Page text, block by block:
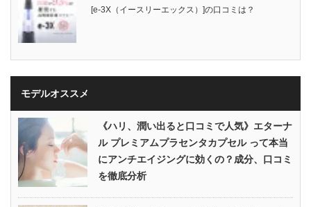
[e-3X（イースリーエックス）]の口コミは？
モデルオススメ
《ハリ、潤い出ると口コミで人気》エターナ
ル プレミアムプラセンタカプセル って本当
にアンチエイジングに効くの？成分、口コミ
を徹底分析